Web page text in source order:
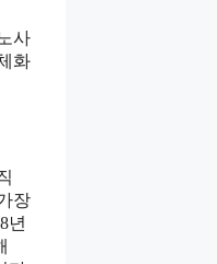
사
화
장
년